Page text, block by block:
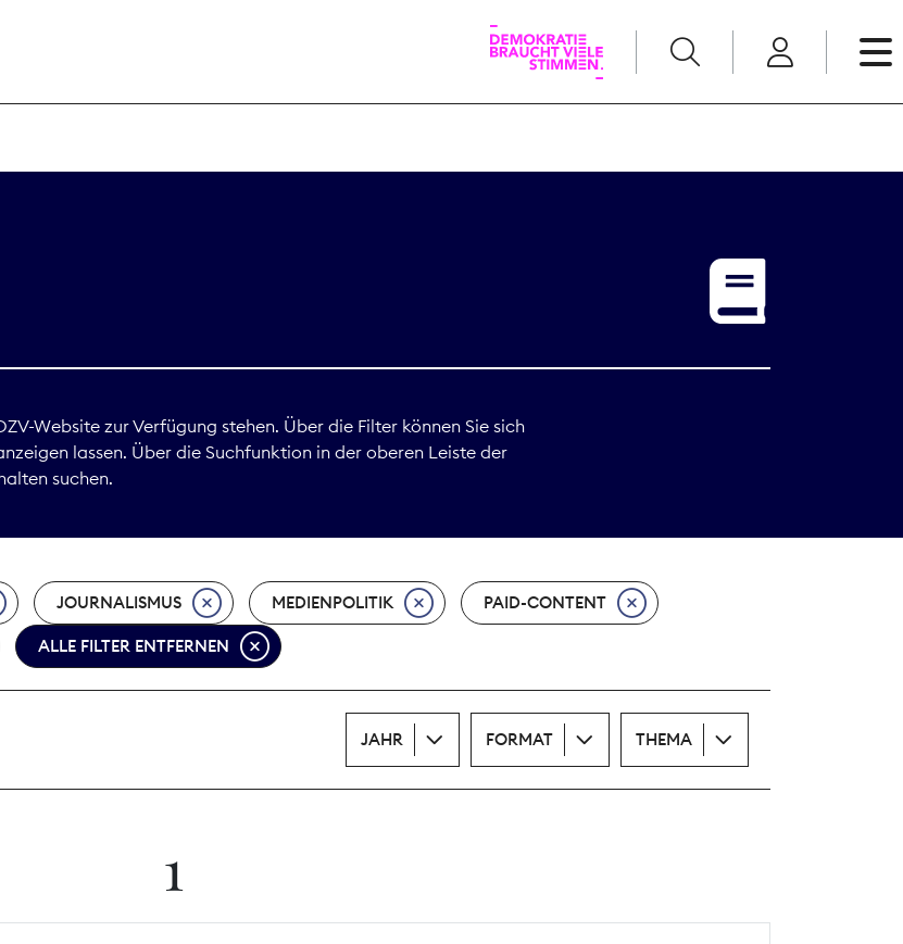
Print
Website zur Verfügung stehen. Über die Filter können Sie sich
lassen. Über die Suchfunktion in der oberen Leiste der
suchen.
JOURNALISMUS MEDIENPOLITIK PAID-CONTENT
ALLE FILTER ENTFERNEN
JAHR FORMAT THEMA
1